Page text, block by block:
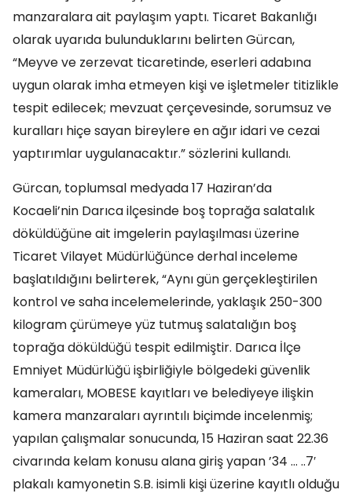
manzaralara ait paylaşım yaptı. Ticaret Bakanlığı
olarak uyarıda bulunduklarını belirten Gürcan,
“Meyve ve zerzevat ticaretinde, eserleri adabına
uygun olarak imha etmeyen kişi ve işletmeler titizlikle
tespit edilecek; mevzuat çerçevesinde, sorumsuz ve
kuralları hiçe sayan bireylere en ağır idari ve cezai
yaptırımlar uygulanacaktır.” sözlerini kullandı.
Gürcan, toplumsal medyada 17 Haziran’da
Kocaeli’nin Darıca ilçesinde boş toprağa salatalık
döküldüğüne ait imgelerin paylaşılması üzerine
Ticaret Vilayet Müdürlüğünce derhal inceleme
başlatıldığını belirterek, “Aynı gün gerçekleştirilen
kontrol ve saha incelemelerinde, yaklaşık 250-300
kilogram çürümeye yüz tutmuş salatalığın boş
toprağa döküldüğü tespit edilmiştir. Darıca İlçe
Emniyet Müdürlüğü işbirliğiyle bölgedeki güvenlik
kameraları, MOBESE kayıtları ve belediyeye ilişkin
kamera manzaraları ayrıntılı biçimde incelenmiş;
yapılan çalışmalar sonucunda, 15 Haziran saat 22.36
civarında kelam konusu alana giriş yapan ’34 … ..7′
plakalı kamyonetin S.B. isimli kişi üzerine kayıtlı olduğu